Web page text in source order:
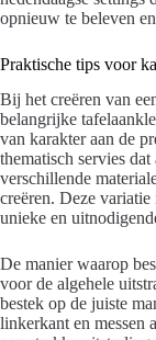
opnieuw te beleven
Praktische tips voor
Bij het creëren van
belangrijke
van karakter aan de
thematisch servies
verschillende
creëren. Deze
unieke en
De manier waarop
voor de algehele
bestek op de juiste
linkerkant en messen